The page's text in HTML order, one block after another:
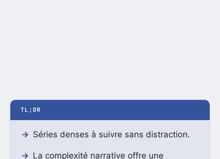
TL;DR
Séries denses à suivre sans distraction.
La complexité narrative offre une